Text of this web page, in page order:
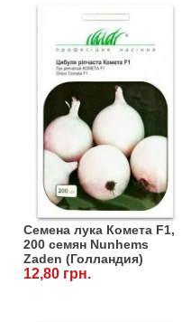
Семена лука Комета F1,
200 семян Nunhems
Zaden (Голландия)
12,80 грн.